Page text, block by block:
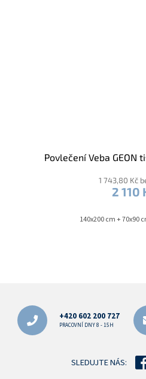
Povlečení Veba GEON
1 743,80 Kč
2 110
140x200 cm + 70x90
+420 602 200 727
PRACOVNÍ DNY 8 - 15H
SLEDUJTE NÁS: